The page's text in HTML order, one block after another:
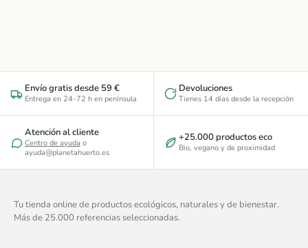
Envío gratis desde 59 €
Entrega en 24-72 h en península
Devoluciones
Tienes 14 días desde la recepción
Atención al cliente
Centro de ayuda o
ayuda@planetahuerto.es
+25.000 productos eco
Bio, vegano y de proximidad
Tu tienda online de productos ecológicos, naturales y de bienestar.
Más de 25.000 referencias seleccionadas.